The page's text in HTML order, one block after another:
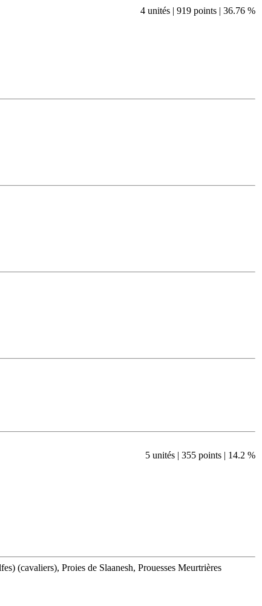
4 unités | 919 points | 36.76 %
5 unités | 355 points | 14.2 %
(cavaliers), Proies de Slaanesh, Prouesses Meurtrières